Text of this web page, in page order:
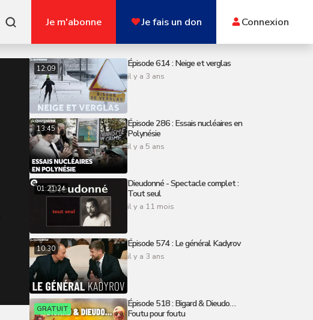
Je m'abonne Je fais un don Connexion
12:09 Épisode 614 : Neige et verglas
il y a 3 ans
13:45
Épisode 286 : Essais nucléaires en
Polynésie
il y a 5 ans
01:21:24
Dieudonné - Spectacle complet :
Tout seul
il y a 11 mois
10:30 Épisode 574 : Le général Kadyrov
il y a 3 ans
GRATUIT
Épisode 518 : Bigard & Dieudo…
Foutu pour foutu